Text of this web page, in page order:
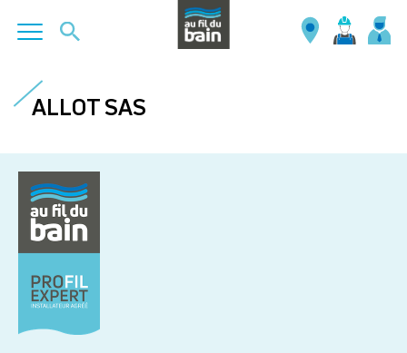
contenuALLOT SAS